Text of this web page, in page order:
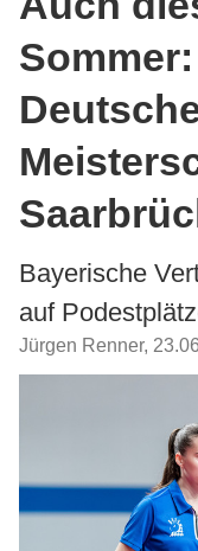
Bayerische
auf
Jürgen Renner,